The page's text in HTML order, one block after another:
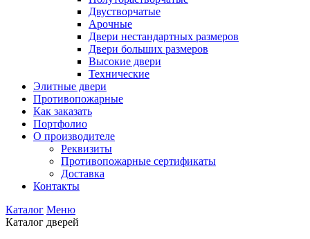
Двустворчатые
Арочные
Двери нестандартных размеров
Двери больших размеров
Высокие двери
Технические
Элитные двери
Противопожарные
Как заказать
Портфолио
О производителе
Реквизиты
Противопожарные сертификаты
Доставка
Контакты
Каталог Меню
Каталог дверей